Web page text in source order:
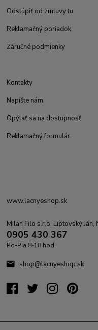
Odstúpiť od zmluvy tu
Reklamačný poriadok
Záručné podmienky
Kontakty
Napíšte nám
Opýtať sa na dostupnosť
Reklamačný formulár
www.lacnyeshop.sk
Milan Filo s.r.o. Liptovský
0905 430 367
Po-Pia 8-18 hod.
shop@lacnyeshop.sk